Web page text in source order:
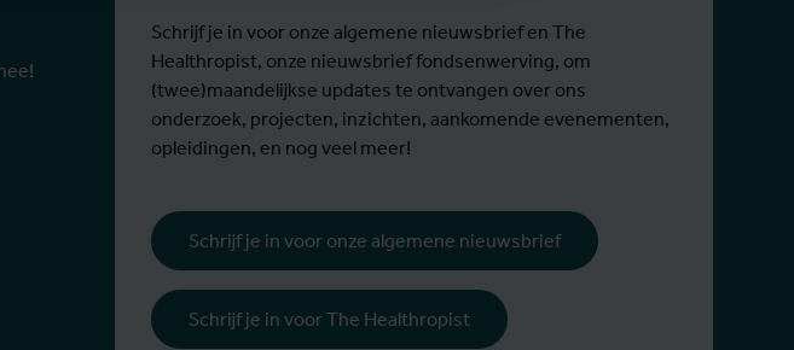
Schrijf je in voor onze algemene nieuwsbrief en The
Healthropist, onze nieuwsbrief fondsenwerving, om
(twee)maandelijkse updates te ontvangen over ons
onderzoek, projecten, inzichten, aankomende evenementen,
opleidingen, en nog veel meer!
Schrijf je in voor onze algemene nieuwsbrief
Schrijf je in voor The Healthropist